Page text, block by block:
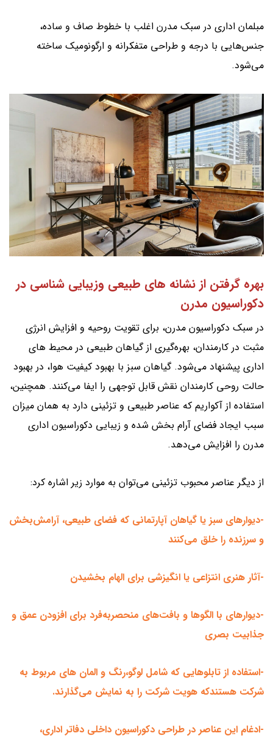
مبلمان اداری در سبک مدرن اغلب با خطوط صاف و ساده،
جنس‌هایی با درجه و طراحی متفکرانه و ارگونومیک ساخته
می‌شود.
بهره گرفتن از نشانه های طبیعی وزیبایی شناسی در
دکوراسیون مدرن
در سبک دکوراسیون مدرن، برای تقویت روحیه و افزایش انرژی
مثبت در کارمندان، بهره‌گیری از گیاهان طبیعی در محیط های
اداری پیشنهاد می‌شود. گیاهان سبز با بهبود کیفیت هوا، در بهبود
حالت روحی کارمندان نقش قابل توجهی را ایفا می‌کنند. همچنین،
استفاده از آکواریم که عناصر طبیعی و تزئینی دارد به همان میزان
سبب ایجاد فضای آرام بخش شده و زیبایی دکوراسیون اداری
مدرن را افزایش می‌دهد.
از دیگر عناصر محبوب تزئینی می‌توان به موارد زیر اشاره کرد:
-دیوارهای سبز یا گیاهان آپارتمانی که فضای طبیعی، آرامش‌بخش
و سرزنده را خلق می‌کنند
-آثار هنری انتزاعی یا انگیزشی برای الهام بخشیدن
-دیوارهای با الگوها و بافت‌های منحصربه‌فرد برای افزودن عمق و
جذابیت بصری
-استفاده از تابلوهایی که شامل لوگو،رنگ و المان های مربوط به
شرکت هستندکه هویت شرکت را به نمایش می‌گذارند.
-ادغام این عناصر در طراحی دکوراسیون داخلی دفاتر اداری،